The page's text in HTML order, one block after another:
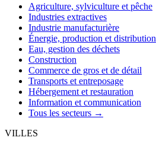
Agriculture, sylviculture et pêche
Industries extractives
Industrie manufacturière
Énergie, production et distribution
Eau, gestion des déchets
Construction
Commerce de gros et de détail
Transports et entreposage
Hébergement et restauration
Information et communication
Tous les secteurs →
VILLES